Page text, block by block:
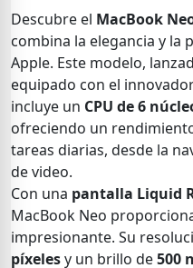
Descubre el MacBook
combina la elegancia y la
Apple. Este modelo,
equipado con el
incluye un CPU de 6
ofreciendo un
tareas diarias, desde la
de video.
Con una pantalla Liquid
MacBook Neo
impresionante. Su
píxelesy un brillo de500